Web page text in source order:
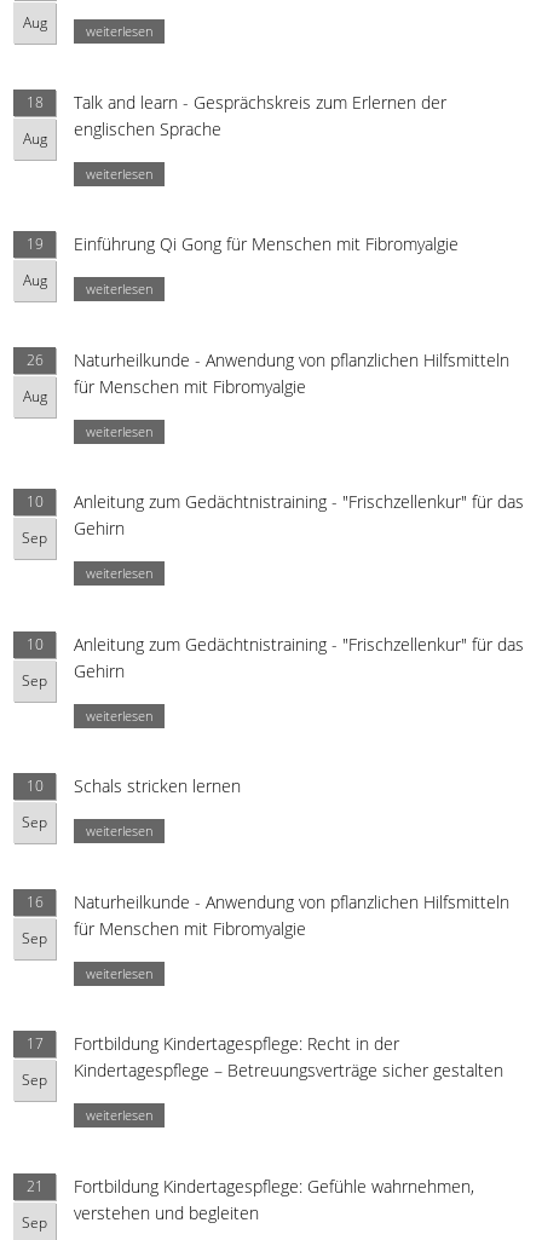
Aug
weiterlesen
18
Aug
Talk and learn - Gesprächskreis zum Erlernen der
englischen Sprache
weiterlesen
19
Aug
Einführung Qi Gong für Menschen mit Fibromyalgie
weiterlesen
26
Aug
Naturheilkunde - Anwendung von pflanzlichen Hilfsmitteln
für Menschen mit Fibromyalgie
weiterlesen
10
Sep
Anleitung zum Gedächtnistraining - "Frischzellenkur" für das
Gehirn
weiterlesen
10
Sep
Anleitung zum Gedächtnistraining - "Frischzellenkur" für das
Gehirn
weiterlesen
10
Sep
Schals stricken lernen
weiterlesen
16
Sep
Naturheilkunde - Anwendung von pflanzlichen Hilfsmitteln
für Menschen mit Fibromyalgie
weiterlesen
17
Sep
Fortbildung Kindertagespflege: Recht in der
Kindertagespflege – Betreuungsverträge sicher gestalten
weiterlesen
21
Sep
Fortbildung Kindertagespflege: Gefühle wahrnehmen,
verstehen und begleiten